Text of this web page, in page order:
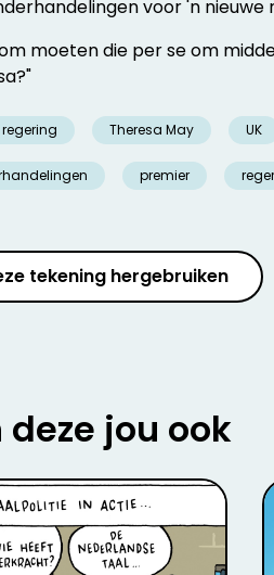
voor 'n nieuwe
moeten die per se om
regering Theresa May UK
premier
tekening hergebruiken
jou ook